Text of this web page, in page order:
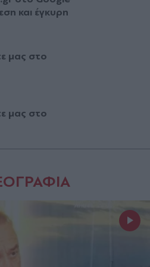
και έγκυρη
μας στο
μας στο